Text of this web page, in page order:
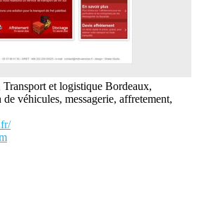
Transport et logistique Bordeaux,
véhicules, messagerie, affretement,